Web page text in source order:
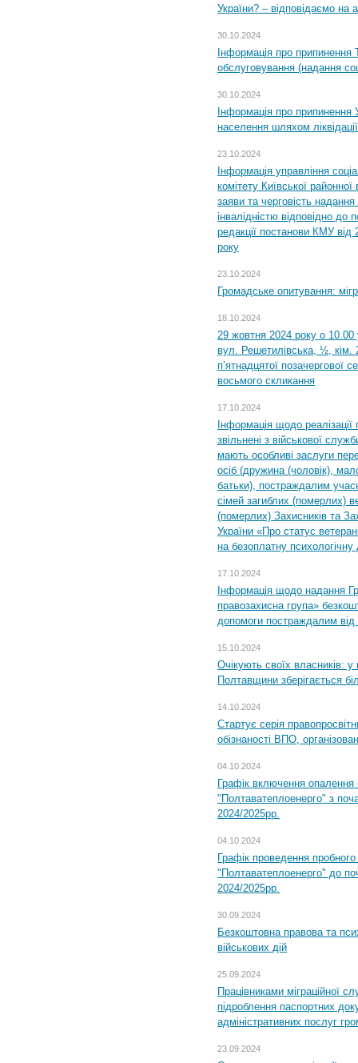
України? – відповідаємо на
30.10.2024
Інформація про припинення
обслуговування (надання
30.10.2024
Інформація про припинення
населення шляхом ліквідації
23.10.2024
Інформація управління
комітету Київської
заяви та черговість надання
інвалідністю відповідно
редакції постанови КМУ
року
23.10.2024
Громадське опитування:
18.10.2024
29 жовтня 2024 року о 10.00
вул. Решетилівська, ½, кім.
п’ятнадцятої позачергової
восьмого скликання
17.10.2024
Інформація щодо
звільнені з військової
мають особливі заслуги
осіб (дружина (чоловік),
батьки), постраждалим
сімей загиблих (померлих)
(померлих) Захисників та
України «Про статус
на безоплатну психологічну
17.10.2024
Інформація щодо надання
правозахисна група»
допомоги постраждалим від
15.10.2024
Очікують своїх власників: у
Полтавщини зберігається
14.10.2024
Стартує серія
обізнаності ВПО,
04.10.2024
Графік включення
"Полтаватеплоенерго" з
2024/2025рр.
04.10.2024
Графік проведення
"Полтаватеплоенерго" до
2024/2025рр.
30.09.2024
Безкоштовна правова та
військових дій
25.09.2024
Працівниками міграційної
підроблення паспортних
адміністративних послуг
23.09.2024